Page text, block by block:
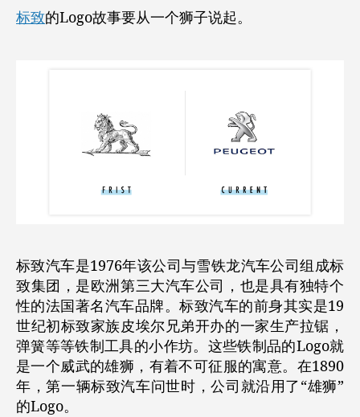
标致的Logo故事要从一个狮子说起。
标致汽车是1976年该公司与雪铁龙汽车公司组成标
致集团，是欧洲第三大汽车公司，也是具有独特个
性的法国著名汽车品牌。标致汽车的前身其实是19
世纪初标致家族皮埃尔兄弟开办的一家生产拉锯，
弹簧等等铁制工具的小作坊。这些铁制品的Logo就
是一个威武的雄狮，有着不可征服的寓意。在1890
年，第一辆标致汽车问世时，公司就沿用了“雄狮”
的Logo。